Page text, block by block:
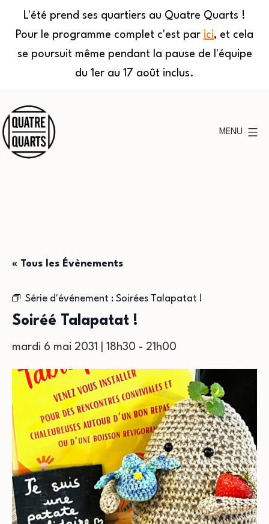
L'été prend ses quartiers au Quatre Quarts !
Pour le programme complet c'est par ici, et cela
se poursuit même pendant la pause de l'équipe
du 1er au 17 août inclus.
au
contenu
MENU
« Tous les Évènements
Série d'événement : Soirées Talapatat !
Soiréé Talapatat !
mardi 6 mai 2031 | 18h30 - 21h00